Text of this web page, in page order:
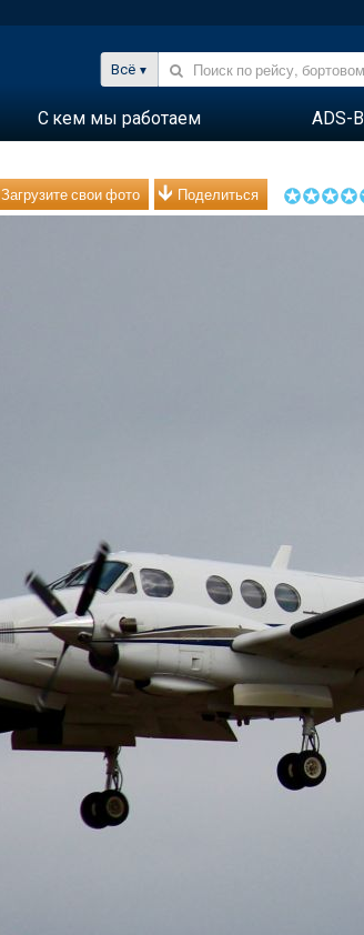
Всё
С кем мы работаем ADS-B
Загрузите свои фото Поделиться